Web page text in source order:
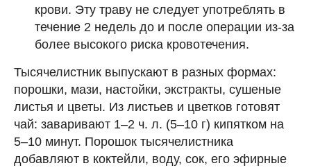
крови. Эту траву не следует употреблять в
течение 2 недель до и после операции из-за
более высокого риска кровотечения.
Тысячелистник выпускают в разных формах:
порошки, мази, настойки, экстракты, сушеные
листья и цветы. Из листьев и цветков готовят
чай: заваривают 1–2 ч. л. (5–10 г) кипятком на
5–10 минут. Порошок тысячелистника
добавляют в коктейли, воду, сок, его эфирные